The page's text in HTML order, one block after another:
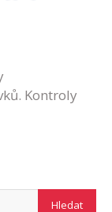
Kontroly